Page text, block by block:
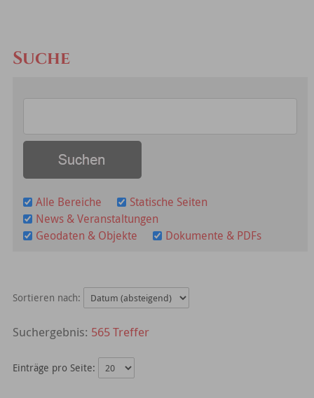
Suche
Alle Bereiche
Statische Seiten
News & Veranstaltungen
Geodaten & Objekte
Dokumente & PDFs
Sortieren nach:
565 Treffer
Einträge pro Seite: